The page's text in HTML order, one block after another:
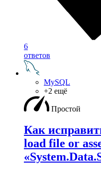
6
ответов
MySQL
+2 ещё
Простой
Как
load file or